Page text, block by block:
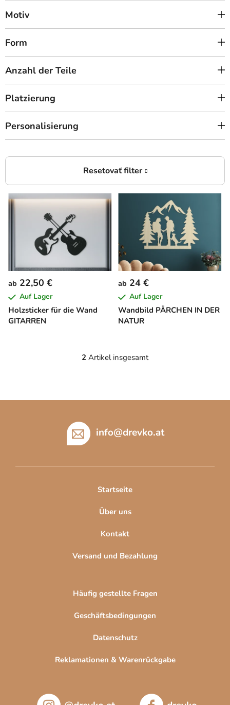
Motiv
Form
Anzahl der Teile
Platzierung
Personalisierung
L
e
r
P
r
e
Holzsticker für die Wand
GITARREN
ab 22,50 €
Auf Lager
Wandbild PÄRCHEN IN DER
NATUR
ab 24 €
Auf Lager
S
e
l
m
n
e
e
L
t
e
2 Artikel insgesamt
info@drevko.at
Startseite
Über uns
Kontakt
Versand und Bezahlung
Häufig gestellte Fragen
Geschäftsbedingungen
Datenschutz
Reklamationen & Warenrückgabe